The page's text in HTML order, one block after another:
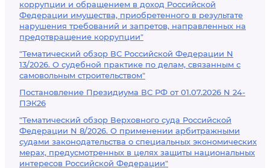
коррупции и обращением в доход Российской
Федерации имущества, приобретенного в результате
нарушения требований и запретов, направленных на
предотвращение коррупции"
"Тематический обзор ВС Российской Федерации N
13/2026. О судебной практике по делам, связанным с
самовольным строительством"
Постановление Президиума ВС РФ от 01.07.2026 N 24-
ПЭК26
"Тематический обзор Верховного суда Российской
Федерации N 8/2026. О применении арбитражными
судами законодательства о специальных экономических
мерах, предусмотренных в целях защиты национальных
интересов Российской Федерации"